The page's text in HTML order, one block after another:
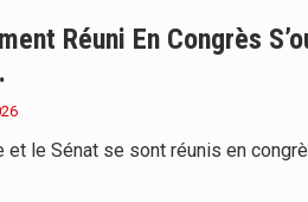
pour l’Épanouissement
de la Communication, en
Réuni En Congrès
et le Sénat se sont réunis en